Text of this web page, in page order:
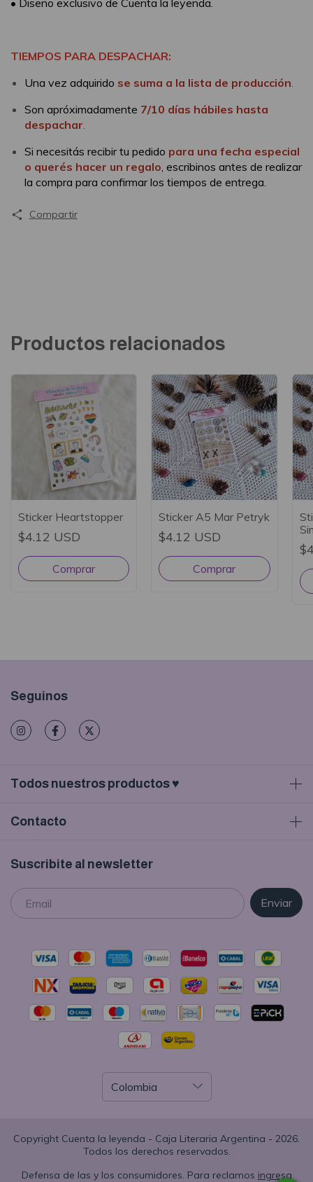
• Diseño exclusivo de Cuenta la leyenda.
TIEMPOS PARA DESPACHAR:
Una vez adquirido se suma a la lista de producción.
Son apróximadamente 7/10 días hábiles hasta
despachar.
Si necesitás recibir tu pedido para una fecha especial
o querés hacer un regalo, escribinos antes de realizar
la compra para confirmar los tiempos de entrega.
Compartir
Productos relacionados
Sticker Heartstopper
$4.12 USD
Sticker A5 Mar Petryk
$4.12 USD
Seguinos
Todos nuestros productos ♥
Contacto
Suscribite al newsletter
Copyright Cuenta la leyenda - Caja Literaria Argentina - 2026.
Todos los derechos reservados.
Defensa de las y los consumidores. Para reclamos ingresa